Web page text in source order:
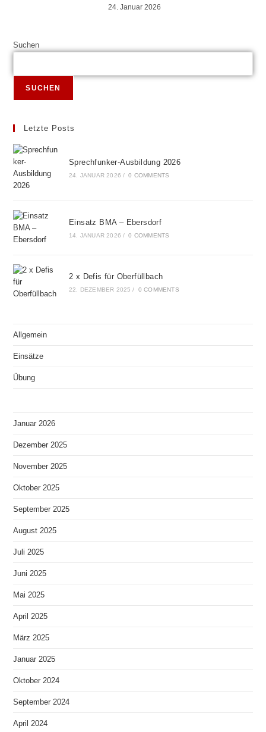
24. Januar 2026
Suchen
SUCHEN
Letzte Posts
Sprechfunker-Ausbildung 2026
24. JANUAR 2026 / 0 COMMENTS
Einsatz BMA – Ebersdorf
14. JANUAR 2026 / 0 COMMENTS
2 x Defis für Oberfüllbach
22. DEZEMBER 2025 / 0 COMMENTS
Allgemein
Einsätze
Übung
Januar 2026
Dezember 2025
November 2025
Oktober 2025
September 2025
August 2025
Juli 2025
Juni 2025
Mai 2025
April 2025
März 2025
Januar 2025
Oktober 2024
September 2024
April 2024